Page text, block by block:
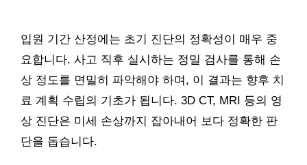
입원 기간 산정에는 초기 진단의 정확성이 매우 중
요합니다. 사고 직후 실시하는 정밀 검사를 통해 손
상 정도를 면밀히 파악해야 하며, 이 결과는 향후 치
료 계획 수립의 기초가 됩니다. 3D CT, MRI 등의 영
상 진단은 미세 손상까지 잡아내어 보다 정확한 판
단을 돕습니다.